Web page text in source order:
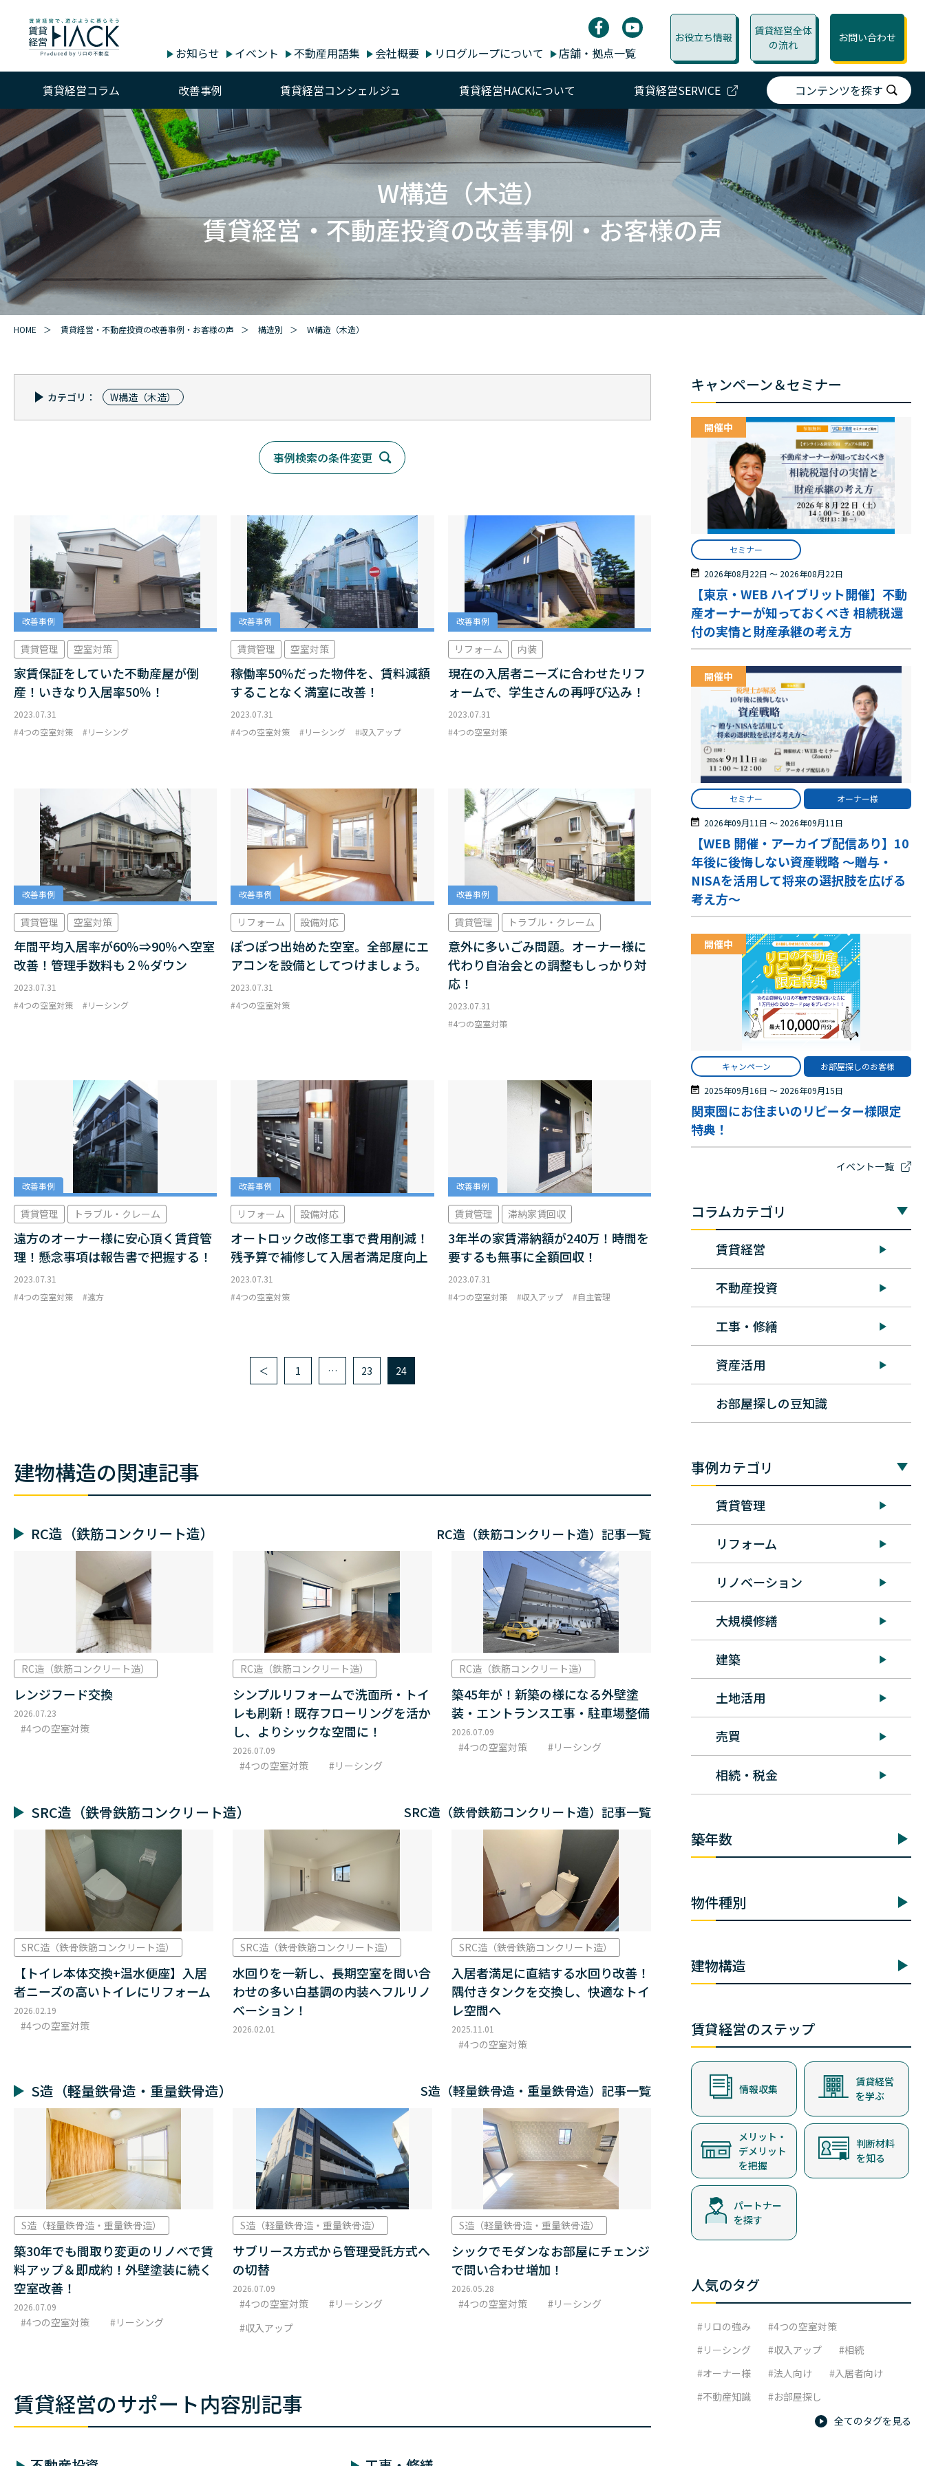
お知らせ イベント 不動産用語集 会社概要 リログループについて 店舗・拠点一覧
お役立ち情報
賃貸経営全体
の流れ
お問い合わせ
賃貸経営コラム 改善事例 賃貸経営コンシェルジュ 賃貸経営HACKについて 賃貸経営SERVICE コンテンツを探す
W構造（木造）
賃貸経営・不動産投資の改善事例・お客様の声
HOME 賃貸経営・不動産投資の改善事例・お客様の声 構造別 W構造（木造）
カテゴリ： W構造（木造）
事例検索の条件変更
改善事例
賃貸管理 空室対策
家賃保証をしていた不動産屋が倒
産！いきなり入居率50％！
2023.07.31
4つの空室対策
リーシング
改善事例
賃貸管理 空室対策
稼働率50％だった物件を、賃料減額
することなく満室に改善！
2023.07.31
4つの空室対策
リーシング 収入アップ
改善事例
リフォーム 内装
現在の入居者ニーズに合わせたリフ
ォームで、学生さんの再呼び込み！
2023.07.31
4つの空室対策
改善事例
賃貸管理 空室対策
年間平均入居率が60％⇒90％へ空室
改善！管理手数料も２％ダウン
2023.07.31
4つの空室対策
リーシング
改善事例
リフォーム 設備対応
ぽつぽつ出始めた空室。全部屋にエ
アコンを設備としてつけましょう。
2023.07.31
4つの空室対策
改善事例
賃貸管理 トラブル・クレーム
意外に多いごみ問題。オーナー様に
代わり自治会との調整もしっかり対
応！
2023.07.31
4つの空室対策
改善事例
賃貸管理 トラブル・クレーム
遠方のオーナー様に安心頂く賃貸管
理！懸念事項は報告書で把握する！
2023.07.31
4つの空室対策
遠方
改善事例
リフォーム 設備対応
オートロック改修工事で費用削減！
残予算で補修して入居者満足度向上
2023.07.31
4つの空室対策
改善事例
賃貸管理 滞納家賃回収
3年半の家賃滞納額が240万！時間を
要するも無事に全額回収！
2023.07.31
4つの空室対策
収入アップ 自主管理
＜ 1 … 23 24
建物構造の関連記事
RC造（鉄筋コンクリート造） RC造（鉄筋コンクリート造）記事一覧
RC造（鉄筋コンクリート造）
レンジフード交換
2026.07.23
4つの空室対策
RC造（鉄筋コンクリート造）
シンプルリフォームで洗面所・トイ
レも刷新！既存フローリングを活か
し、よりシックな空間に！
2026.07.09
4つの空室対策 リーシング
RC造（鉄筋コンクリート造）
築45年が！新築の様になる外壁塗
装・エントランス工事・駐車場整備
2026.07.09
4つの空室対策 リーシング
SRC造（鉄骨鉄筋コンクリート造） SRC造（鉄骨鉄筋コンクリート造）記事一覧
SRC造（鉄骨鉄筋コンクリート造）
【トイレ本体交換+温水便座】入居
者ニーズの高いトイレにリフォーム
2026.02.19
4つの空室対策
SRC造（鉄骨鉄筋コンクリート造）
水回りを一新し、長期空室を問い合
わせの多い白基調の内装へフルリノ
ベーション！
2026.02.01
SRC造（鉄骨鉄筋コンクリート造）
入居者満足に直結する水回り改善！
隅付きタンクを交換し、快適なトイ
レ空間へ
2025.11.01
4つの空室対策
S造（軽量鉄骨造・重量鉄骨造） S造（軽量鉄骨造・重量鉄骨造）記事一覧
S造（軽量鉄骨造・重量鉄骨造）
築30年でも間取り変更のリノベで賃
料アップ＆即成約！外壁塗装に続く
空室改善！
2026.07.09
4つの空室対策 リーシング
S造（軽量鉄骨造・重量鉄骨造）
サブリース方式から管理受託方式へ
の切替
2026.07.09
4つの空室対策
リーシング
収入アップ
S造（軽量鉄骨造・重量鉄骨造）
シックでモダンなお部屋にチェンジ
で問い合わせ増加！
2026.05.28
4つの空室対策 リーシング
賃貸経営のサポート内容別記事
キャンペーン＆セミナー
開催中
セミナー
2026年08月22日 〜 2026年08月22日
【東京・WEB ハイブリット開催】不動
産オーナーが知っておくべき 相続税還
付の実情と財産承継の考え方
開催中
セミナー オーナー様
2026年09月11日 〜 2026年09月11日
【WEB 開催・アーカイブ配信あり】10
年後に後悔しない資産戦略 ～贈与・
NISAを活用して将来の選択肢を広げる
考え方～
開催中
キャンペーン お部屋探しのお客様
2025年09月16日 〜 2026年09月15日
関東圏にお住まいのリピーター様限定
特典！
イベント一覧
コラムカテゴリ
賃貸経営
不動産投資
工事・修繕
資産活用
お部屋探しの豆知識
事例カテゴリ
賃貸管理
リフォーム
リノベーション
大規模修繕
建築
土地活用
売買
相続・税金
築年数
物件種別
建物構造
賃貸経営のステップ
情報収集
賃貸経営
を学ぶ
メリット・
デメリット
を把握
判断材料
を知る
パートナー
を探す
人気のタグ
リロの強み
4つの空室対策
リーシング
収入アップ
相続
オーナー様
法人向け
入居者向け
不動産知識
お部屋探し
全てのタグを見る